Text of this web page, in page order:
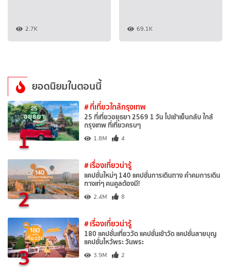
2.7K 69.1K
ยอดนิยมในตอนนี้
1
# ที่เที่ยวใกล้กรุงเทพ
25 ที่เที่ยวอยุธยา 2569 1 วัน ไปเช้าเย็นกลับ ใกล้
กรุงเทพ ที่เที่ยวครบๆ
1.8M 4
2
# เรื่องเที่ยวน่ารู้
แคปชั่นใหม่ๆ 140 แคปชั่นการเดินทาง คำคมการเดิน
ทางเท่ๆ คนคูลต้องมี!
2.4M 8
3
# เรื่องเที่ยวน่ารู้
180 แคปชั่นเที่ยววัด แคปชั่นเข้าวัด แคปชั่นสายบุญ
แคปชั่นไหว้พระ วันพระ
3.9M 2